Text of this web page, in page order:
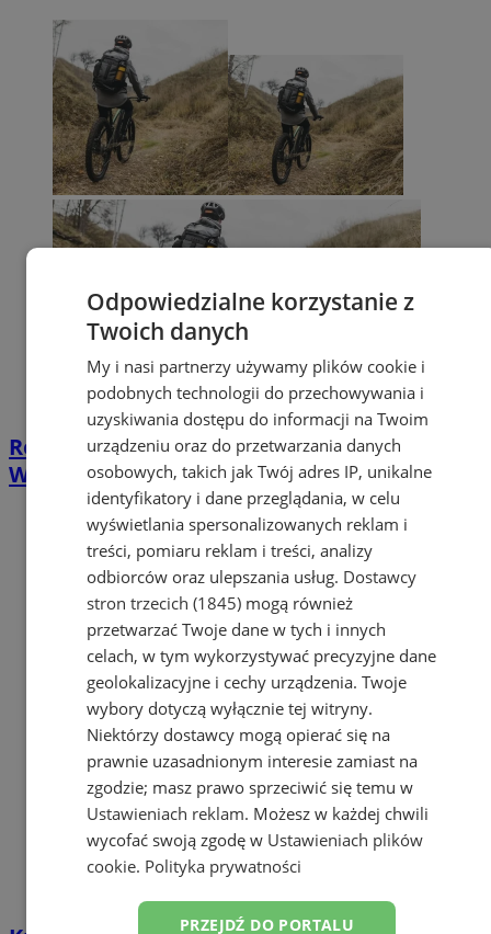
Rowerowe Zabawy Przełajowe w Żorach!
Wyzwanie dla młodych kolarzy
Odpowiedzialne korzystanie z
Twoich danych
My i nasi partnerzy używamy plików cookie i
podobnych technologii do przechowywania i
uzyskiwania dostępu do informacji na Twoim
urządzeniu oraz do przetwarzania danych
osobowych, takich jak Twój adres IP, unikalne
identyfikatory i dane przeglądania, w celu
wyświetlania spersonalizowanych reklam i
treści, pomiaru reklam i treści, analizy
odbiorców oraz ulepszania usług. Dostawcy
stron trzecich (1845) mogą również
przetwarzać Twoje dane w tych i innych
celach, w tym wykorzystywać precyzyjne dane
geolokalizacyjne i cechy urządzenia. Twoje
wybory dotyczą wyłącznie tej witryny.
Niektórzy dostawcy mogą opierać się na
prawnie uzasadnionym interesie zamiast na
zgodzie; masz prawo sprzeciwić się temu w
Ustawieniach reklam. Możesz w każdej chwili
wycofać swoją zgodę w Ustawieniach plików
cookie. Polityka prywatności
PRZEJDŹ DO PORTALU